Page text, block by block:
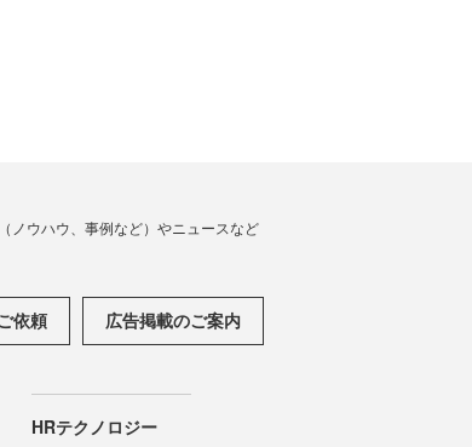
ノウハウ、事例など）やニュースなど
依頼 広告掲載のご案内
HRテクノロジー